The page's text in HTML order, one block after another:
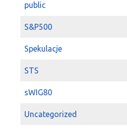
public
S&P500
Spekulacje
STS
sWIG80
Uncategorized